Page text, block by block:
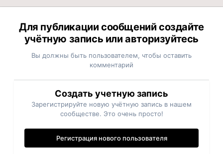
Для публикации сообщений создайте
учётную запись или авторизуйтесь
Вы должны быть пользователем, чтобы оставить
комментарий
Создать учетную запись
Зарегистрируйте новую учётную запись в нашем
сообществе. Это очень просто!
Регистрация нового пользователя